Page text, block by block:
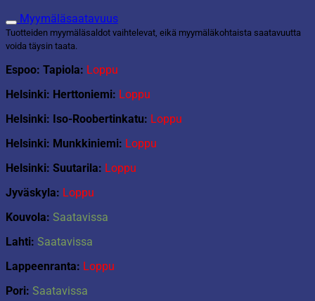
Myymäläsaatavuus
Tuotteiden myymäläsaldot vaihtelevat, eikä myymäläkohtaista saatavuutta
voida täysin taata.
Espoo: Tapiola: Loppu
Helsinki: Herttoniemi: Loppu
Helsinki: Iso-Roobertinkatu: Loppu
Helsinki: Munkkiniemi: Loppu
Helsinki: Suutarila: Loppu
Jyväskyla: Loppu
Kouvola: Saatavissa
Lahti: Saatavissa
Lappeenranta: Loppu
Pori: Saatavissa